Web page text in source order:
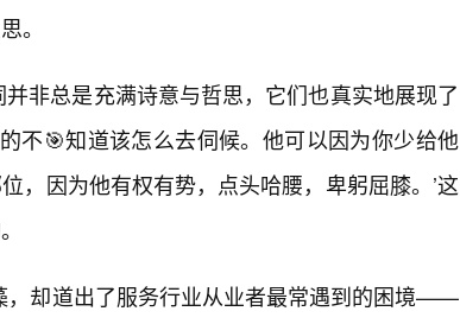
。
非总是充满诗意与哲思，它们也真实地展现了
不🎯知道该怎么去伺候。他可以因为你少给他
，因为他有权有势，点头哈腰，卑躬屈膝。’这
，却道出了服务行业从业者最常遇到的困境——